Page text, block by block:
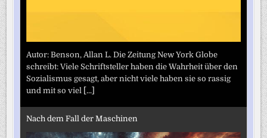
Autor: Benson, Allan L. Die Zeitung New York Globe
schreibt: Viele Schriftsteller haben die Wahrheit über den
Sozialismus gesagt, aber nicht viele haben sie so rassig
und mit so viel [...]
Nach dem Fall der Maschinen